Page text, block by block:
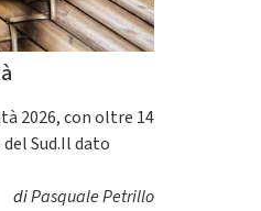
2026, con oltre 14
Sud.Il dato
diPasquale Petrillo